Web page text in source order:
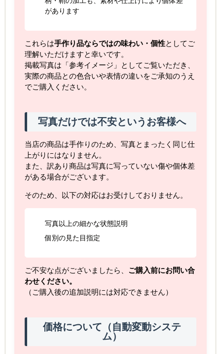
があります
これらは手作り品ならではの味わい・個性としてご
理解いただけますと幸いです。
掲載写真は「参考イメージ」としてご覧いただき、
実際の商品との色合いや表情の違いをご承知のうえ
でご購入ください。
写真だけでは不安というお客様へ
当店の商品は手作りのため、写真とまったく同じ仕
上がりにはなりません。
また、訳あり商品は写真に写っていない傷や個体差
がある場合がございます。
そのため、以下の対応はお受けしておりません。
写真以上の細かな状態説明
個別の見た目指定
ご不安な点がございましたら、 ご購入前にお問い合
わせください。
（ご購入後の追加説明には対応できません）
価格について（自動変動システ
ム）